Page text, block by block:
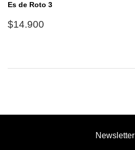
Es de Roto 3
Precio
$14.900
Newsletter